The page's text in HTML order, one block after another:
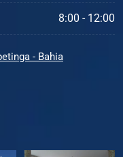
8:00 - 12:00
- Bahia